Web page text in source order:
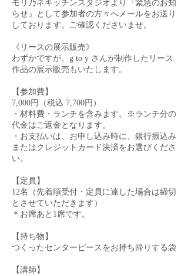
モリ乃ネキッチンスタジオより『緊急のお知
らせ』として参加者の方々へメールをお送り
しております。ご確認くださいませ。
《リースの展示販売》
わずかですが、g to y さんが制作したリース
作品の展示販売もいたします。
【参加費】
7,000円（税込 7,700円）
・材料費・ランチを含みます。※ランチ分の
代金はご返金となります。
・お支払いは、お申し込み時に、銀行振込み
またはクレジットカード決済をお選びくださ
い。
【定員】
12名（先着順受付・定員に達した場合は締切
とさせていただきます）
＊お席あと1席です。
【持ち物】
つくったセンターピースをお持ち帰りする袋
【講師】